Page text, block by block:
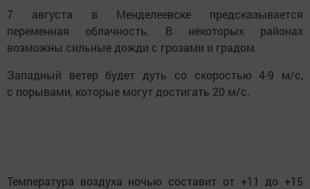
7 августа в Менделеевске предсказывается
переменная облачность. В некоторых районах
возможны сильные дожди с грозами и градом.
Западный ветер будет дуть со скоростью 4-9 м/с,
с порывами, которые могут достигать 20 м/с.
Температура воздуха ночью составит от +11 до +15